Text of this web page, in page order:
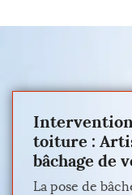
Intervention
toiture :
bâchage de
La pose de